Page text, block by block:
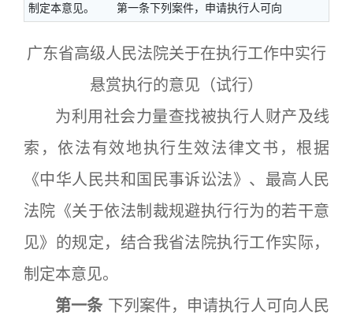
制定本意见。 第一条下列案件，申请执行人可向
广东省高级人民法院关于在执行工作中实行
悬赏执行的意见（试行）
为利用社会力量查找被执行人财产及线
索，依法有效地执行生效法律文书，根据
《中华人民共和国民事诉讼法》、最高人民
法院《关于依法制裁规避执行行为的若干意
见》的规定，结合我省法院执行工作实际，
制定本意见。
第一条 下列案件，申请执行人可向人民